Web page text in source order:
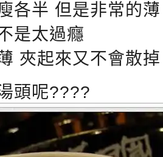
各半 但是非常的薄
是太過癮
夾起來又不會散
頭呢????